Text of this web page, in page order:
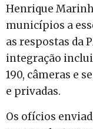
Henrique
municípios a
as respostas da
integração
190, câmeras e
e privadas.
Os ofícios